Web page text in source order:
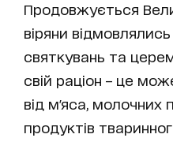
Продовжується
віряни
святкувань та
свій раціон – це
від м'яса, молочних
продуктів